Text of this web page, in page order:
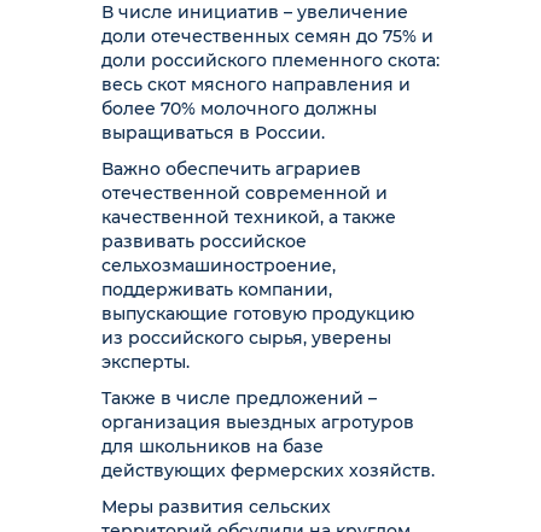
В числе инициатив – увеличение
доли отечественных семян до 75% и
доли российского племенного скота:
весь скот мясного направления и
более 70% молочного должны
выращиваться в России.
Важно обеспечить аграриев
отечественной современной и
качественной техникой, а также
развивать российское
сельхозмашиностроение,
поддерживать компании,
выпускающие готовую продукцию
из российского сырья, уверены
эксперты.
Также в числе предложений –
организация выездных агротуров
для школьников на базе
действующих фермерских хозяйств.
Меры развития сельских